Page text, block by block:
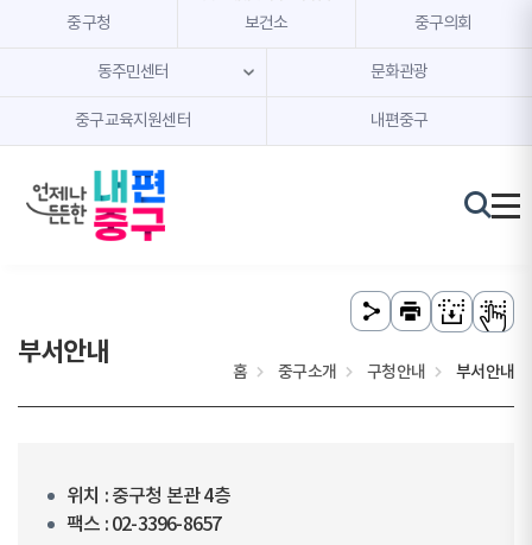
본문 내용 바로가기
주메뉴 바로가기
중구청 보건소 중구의회
동주민센터 문화관광
중구교육지원센터 내편중구
부서안내
홈 중구소개 구청안내 부서안내
위치 : 중구청 본관 4층
팩스 : 02-3396-8657